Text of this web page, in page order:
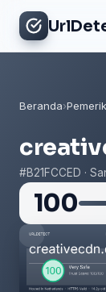
Beranda›
#B21FCCED ·
100